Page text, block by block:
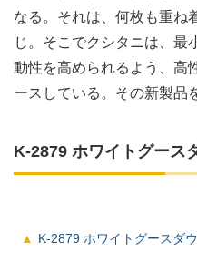
なる。それは、何枚も重ね
じ。そこでクシタニは、最
動性を高められるよう、高
ースしている。その新製品
K-2879 ホワイトグース
K-2879 ホワイトグースダ